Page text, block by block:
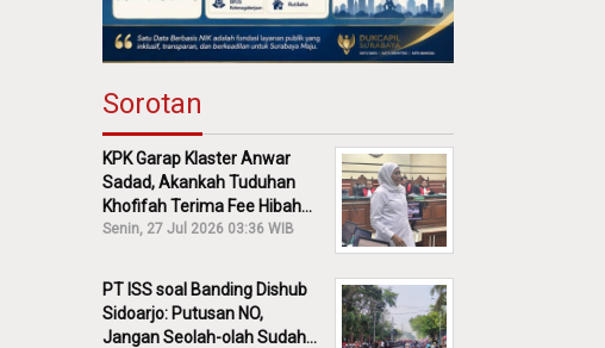
Sorotan
KPK Garap Klaster Anwar
Sadad, Akankah Tuduhan
Khofifah Terima Fee Hibah
30% Diusut?
Senin, 27 Jul 2026 03:36 WIB
PT ISS soal Banding Dishub
Sidoarjo: Putusan NO,
Jangan Seolah-olah Sudah